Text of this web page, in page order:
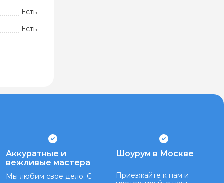
Есть
Есть
Аккуратные и
вежливые мастера
Мы любим свое дело. С
Шоурум в Москве
Приезжайте к нам и